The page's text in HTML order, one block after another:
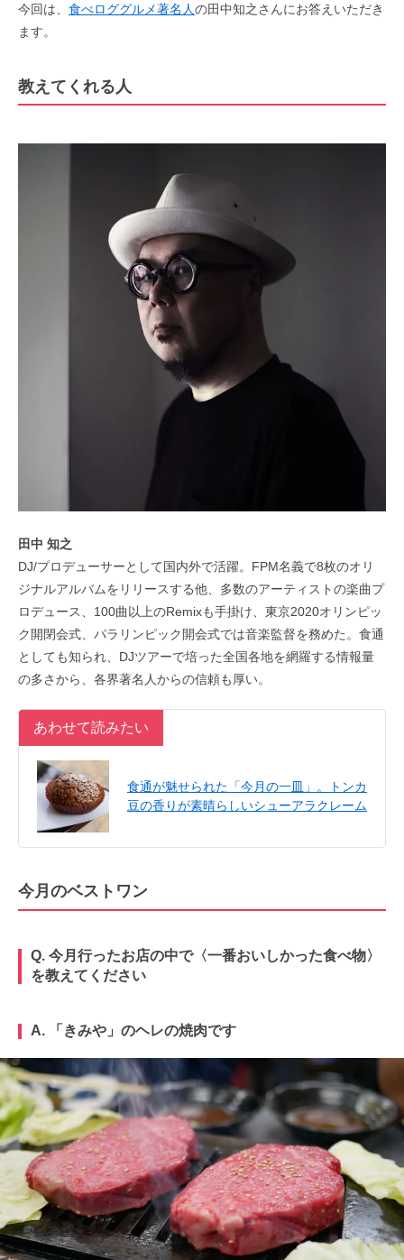
今回は、 食べロググルメ著名人の田中知之さんにお答えいただき
ます。
教えてくれる人
田中 知之
DJ/プロデューサーとして国内外で活躍。FPM名義で8枚のオリ
ジナルアルバムをリリースする他、多数のアーティストの楽曲プ
ロデュース、100曲以上のRemixも手掛け、東京2020オリンピッ
ク開閉会式、パラリンピック開会式では音楽監督を務めた。食通
としても知られ、DJツアーで培った全国各地を網羅する情報量
の多さから、各界著名人からの信頼も厚い。
あわせて読みたい
食通が魅せられた「今月の一皿」。トンカ
豆の香りが素晴らしいシューアラクレーム
今月のベストワン
Q. 今月行ったお店の中で〈一番おいしかった食べ物〉
を教えてください
A. 「きみや」のヘレの焼肉です